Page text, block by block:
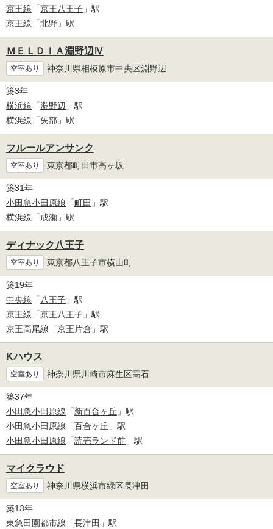
京王線 「京王八王子 」駅
京王線 「北野 」駅
ＭＥＬＤＩＡ淵野辺Ⅳ
空室あり 神奈川県相模原市中央区淵野辺
築3年
横浜線 「淵野辺 」駅
横浜線 「矢部 」駅
フルールアンサンク
空室あり 東京都町田市高ヶ坂
築31年
小田急小田原線 「町田 」駅
横浜線 「成瀬 」駅
ディナック八王子
空室あり 東京都八王子市横山町
築19年
中央線 「 八王子 」駅
京王線 「京王八王子 」駅
京王高尾線 「京王片倉 」駅
Kハウス
空室あり 神奈川県川崎市麻生区高石
築37年
小田急小田原線 「新百合ヶ丘 」駅
小田急小田原線 「百合ヶ丘 」駅
小田急小田原線 「読売ランド前 」駅
マイクラウド
空室あり 神奈川県横浜市緑区長津田
築13年
東急田園都市線 「長津田 」駅